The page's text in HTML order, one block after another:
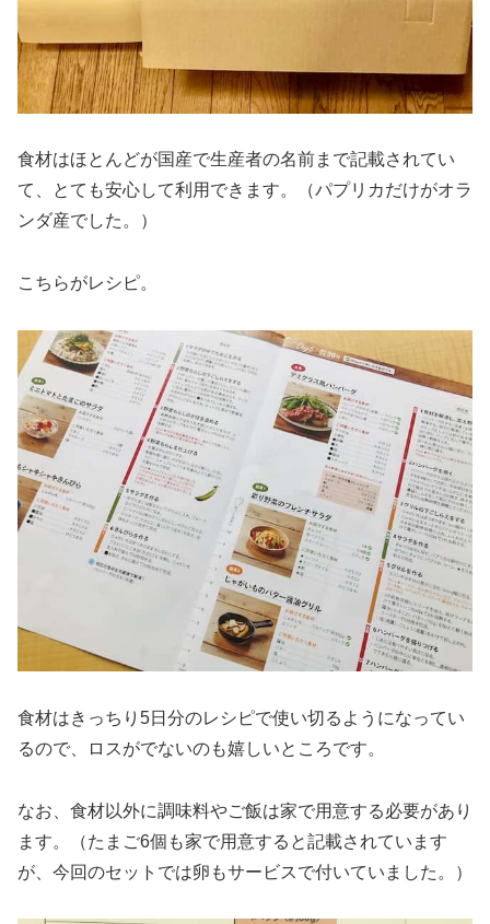
食材はほとんどが国産で生産者の名前まで記載されてい
て、とても安心して利用できます。（パプリカだけがオラ
ンダ産でした。）
こちらがレシピ。
食材はきっちり5日分のレシピで使い切るようになってい
るので、ロスがでないのも嬉しいところです。
なお、食材以外に調味料やご飯は家で用意する必要があり
ます。（たまご6個も家で用意すると記載されています
が、今回のセットでは卵もサービスで付いていました。）